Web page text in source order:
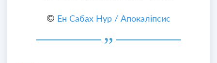
© Ен Сабах Нур / Апокаліпсис